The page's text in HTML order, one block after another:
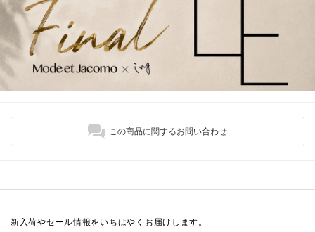
この商品に関するお問い合わせ
新入荷やセール情報をいちはやくお届けします。